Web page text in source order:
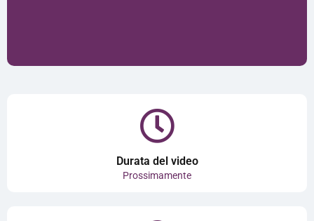
Durata del video
Prossimamente